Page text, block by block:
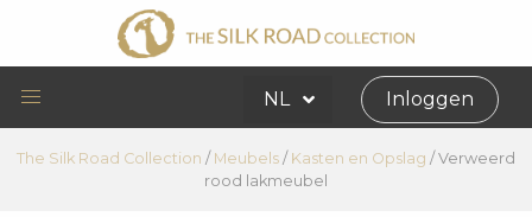
NL Inloggen
The Silk Road Collection / Meubels / Kasten en Opslag / Verweerd
rood lakmeubel